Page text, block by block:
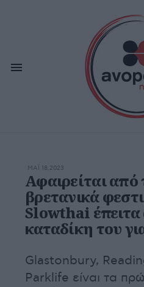
ΜΆΙ 18,2023
Αφαιρείται
βρετανικά
Slowthai
καταδίκη του
Glastonbury,
Parklife είναι τα